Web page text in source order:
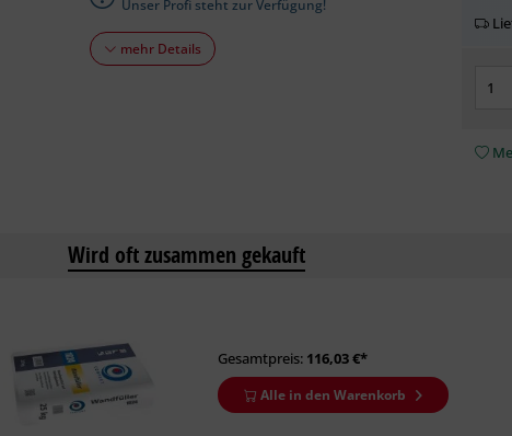
Unser Profi steht zur Verfügung!
mehr Details
Wird oft zusammen gekauft
Gesamtpreis: 116,03€*
Alle in den Warenkorb